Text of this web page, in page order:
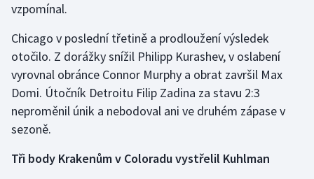
Stolní tenis
Triatlon
Veslování
Vodní slalom
vzpomínal.
Chicago v poslední třetině a prodloužení výsledek
otočilo. Z dorážky snížil Philipp Kurashev, v oslabení
vyrovnal obránce Connor Murphy a obrat završil Max
Domi. Útočník Detroitu Filip Zadina za stavu 2:3
neproměnil únik a nebodoval ani ve druhém zápase v
sezoně.
Tři body Krakenům v Coloradu vystřelil Kuhlman